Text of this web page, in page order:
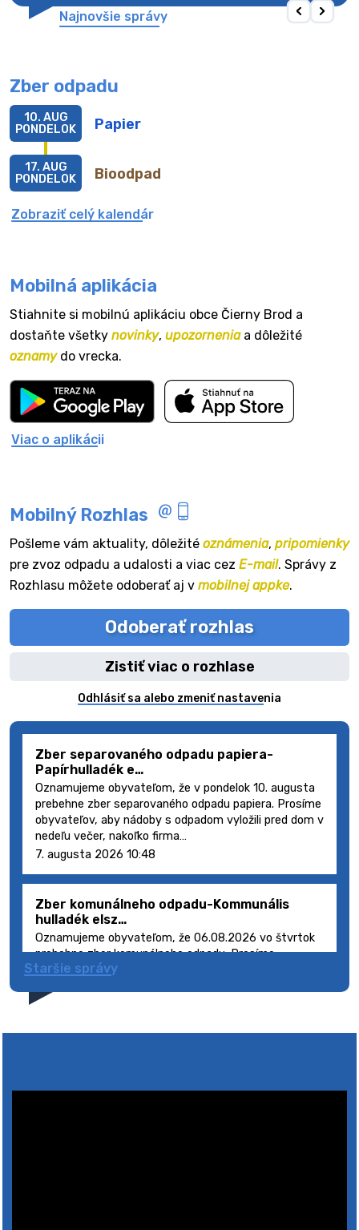
Najnovšie správy
Zber odpadu
Papier
10. AUG
PONDELOK
Bioodpad
17. AUG
PONDELOK
Zobraziť celý kalendár
Mobilná aplikácia
Stiahnite si mobilnú aplikáciu obce Čierny Brod a
dostaňte všetky novinky, upozorneniaa dôležité
oznamydo vrecka.
Viac o aplikácii
Mobilný Rozhlas
Pošleme vám aktuality, dôležité oznámenia, pripomienky
pre zvoz odpadu a udalosti a viac cez E-mail. Správy z
Rozhlasu môžete odoberať aj v mobilnej appke.
Odoberať rozhlas
Zistiť viac o rozhlase
Odhlásiť sa alebo zmeniť nastavenia
Zber separovaného odpadu papiera-
Papírhulladék e…
Oznamujeme obyvateľom, že v pondelok 10. augusta
prebehne zber separovaného odpadu papiera. Prosíme
obyvateľov, aby nádoby s odpadom vyložili pred dom v
nedeľu večer, nakoľko firma…
7. augusta 2026 10:48
Zber komunálneho odpadu-Kommunális
hulladék elsz…
Oznamujeme obyvateľom, že 06.08.2026 vo štvrtok
prebehne zber komunálneho odpadu. Prosíme
obyvateľov, aby smetné nádoby s odpadom vyložili
5. augusta 2026 08:41
Staršie správy